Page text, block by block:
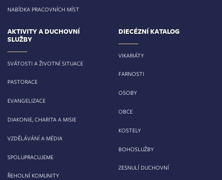
NABÍDKA PRACOVNÍCH MÍST
AKTIVITY A DUCHOVNÍ
SLUŽBY
SVÁTOSTI A ŽIVOTNÍ SITUACE
PASTORACE
EVANGELIZACE
DIAKONIE, CHARITA A MISIE
VZDĚLÁVÁNÍ A MÉDIA
SPOLUPRACUJEME
ŘEHOLNÍ KOMUNITY
DIECÉZNÍ KATALOG
VIKARIÁTY
FARNOSTI
OSOBY
OBCE
KOSTELY
BOHOSLUŽBY
ZESNULÍ DUCHOVNÍ